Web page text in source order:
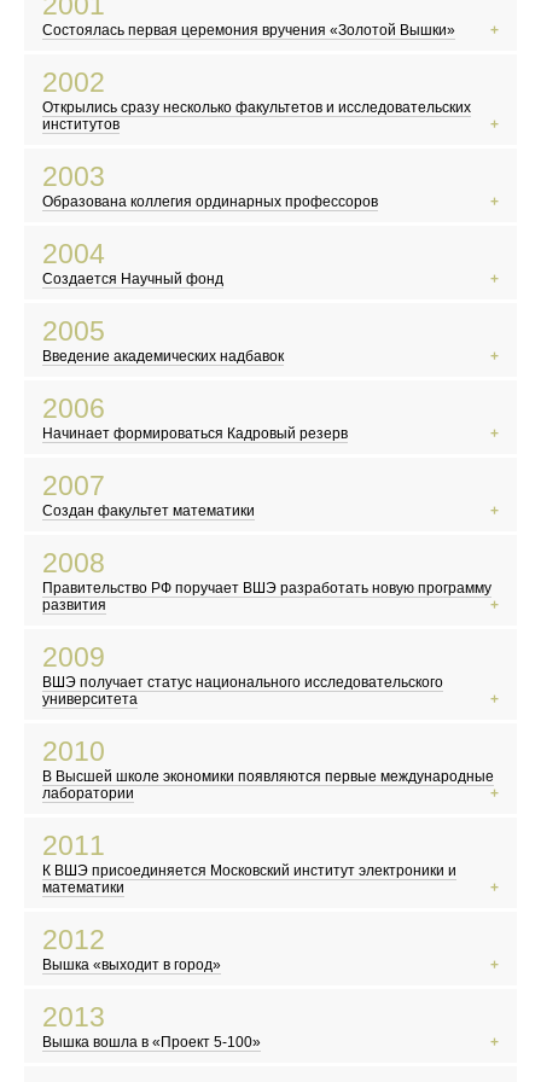
Жорес Алферов получает Нобелевскую премию
Выходит фильм «Брат-2»
Состоялась первая церемония вручения «Золотой Вышки»
Произошел крупнейший теракт в США
Открылась «Википедия»
2002
Открылись сразу несколько факультетов и исследовательских
институтов
В Китае начинает распространяться атипичная пневмония
В России прошла первая после распада СССР перепись населения
2003
Образована коллегия ординарных профессоров
Российский математик Григорий Перельман доказал гипотезу Паункаре
В России празднуют 300-летие Санкт-Петербурга
2004
Создается Научный фонд
Разрушительное цунами в Индийском океане
Марк Цукерберг и его друзья основали Facebook
2005
Введение академических надбавок
Скандал с карикатурами на пророка Мухаммеда в Дании
В Москве прошел «Русский марш»
2006
Начинает формироваться Кадровый резерв
Плутон перестал считаться планетой
Выходит фильм по роману Дэна Брауна «Код да Винчи»
2007
Создан факультет математики
В России начали выплачивать «материнский капитал»
Объединение Русской Православной Церкви Заграницей и РПЦ
2008
Правительство РФ поручает ВШЭ разработать новую программу
развития
Первый запуск Большого адронного коллайдера
Сомалийские пираты заявляют о себе
2009
ВШЭ получает статус национального исследовательского
университета
В Москве закрыли Черкизовский рынок
Конкурс «Евровидение» впервые прошел в Москве
2010
В Высшей школе экономики появляются первые международные
лаборатории
В России становится заметным волонтерское движение
Выходит первый сезон сериала «Шерлок»
2011
К ВШЭ присоединяется Московский институт электроники и
математики
Волна протестов и восстаний в арабском мире
Вышел сериал «Игра престолов»
2012
Вышка «выходит в город»
Территория Москвы официально увеличилась в 2,5 раза
«Gangnam Style» стал самым популярным видео на YouTube
2013
Вышка вошла в «Проект 5-100»